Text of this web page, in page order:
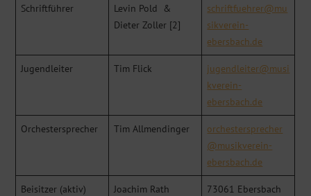
Schriftführer
Levin Pold &
Dieter Zoller [2]
schriftfuehrer@mu
sikverein-
ebersbach.de
Jugendleiter Tim Flick
jugendleiter@musi
kverein-
ebersbach.de
Orchestersprecher Tim Allmendinger
orchestersprecher
@musikverein-
ebersbach.de
Beisitzer (aktiv)
Joachim Rath
73061 Ebersbach